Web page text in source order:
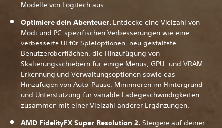
Modelle von Logitech aus.
Optimiere dein Abenteuer. Entdecke eine Vielzahl von
Modi und PC-spezifischen Verbesserungen wie eine
verbesserte UI für Spieloptionen, neu gestaltete
Benutzeroberflächen, die Hinzufügung von
Skalierungsschiebern für einige Menüs, GPU- und VRAM-
Erkennung und Verwaltungsoptionen sowie das
Hinzufügen von Auto-Pause, Minimieren im Hintergrund
und Unterstützung für variable Ladegeschwindigkeiten
zusammen mit einer Vielzahl anderer Ergänzungen.
AMD FidelityFX Super Resolution 2. Steigere auf deiner